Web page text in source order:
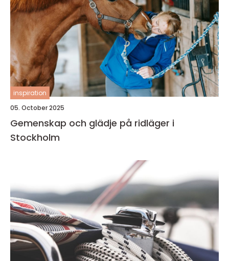
inspiration
05. October 2025
Gemenskap och glädje på ridläger i
Stockholm